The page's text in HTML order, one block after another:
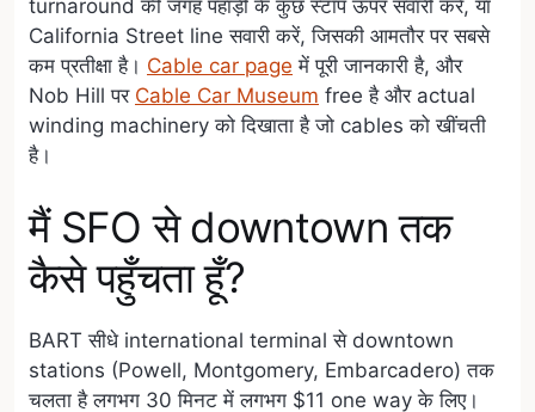
turnaround की जगह पहाड़ी के कुछ स्टॉप ऊपर सवारी करें, या
California Street line सवारी करें, जिसकी आमतौर पर सबसे
कम प्रतीक्षा है। Cable car page में पूरी जानकारी है, और
Nob Hill पर Cable Car Museum free है और actual
winding machinery को दिखाता है जो cables को खींचती
है।
मैं SFO से downtown तक
कैसे पहुँचता हूँ?
BART सीधे international terminal से downtown
stations (Powell, Montgomery, Embarcadero) तक
चलता है लगभग 30 मिनट में लगभग $11 one way के लिए।